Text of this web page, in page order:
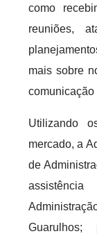
como
reuniões,
mais sobre
Utilizando
mercado, a
de